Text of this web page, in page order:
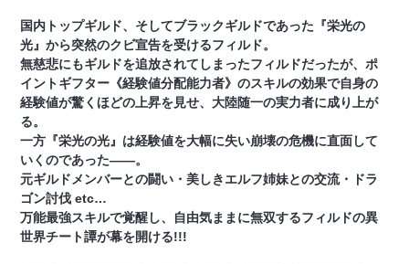
国内トップギルド、そしてブラックギルドであった『栄光の
光』から突然のクビ宣告を受けるフィルド。
無慈悲にもギルドを追放されてしまったフィルドだったが、ポ
イントギフター《経験値分配能力者》のスキルの効果で自身の
経験値が驚くほどの上昇を見せ、大陸随一の実力者に成り上が
る。
一方『栄光の光』は経験値を大幅に失い崩壊の危機に直面して
いくのであった――。
元ギルドメンバーとの闘い・美しきエルフ姉妹との交流・ドラ
ゴン討伐 etc…
万能最強スキルで覚醒し、自由気ままに無双するフィルドの異
世界チート譚が幕を開ける!!!